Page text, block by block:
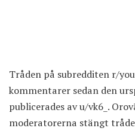
Tråden på subredditen r/
kommentarer sedan den
publicerades av u/vk6_.
moderatorerna stängt